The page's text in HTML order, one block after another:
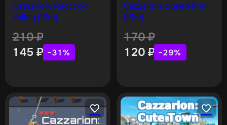
Cazzarion: Raccoon
Valley [PS5]
210₽
145 ₽ −31%
Cazzarion: Speed Run
[PS5]
170₽
120 ₽ −29%